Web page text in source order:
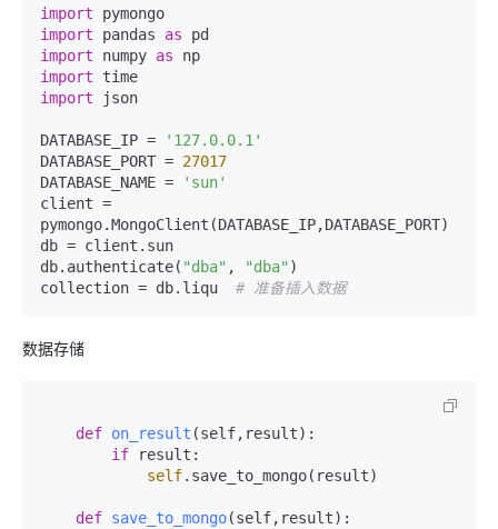
import
import pandas as
import numpy as
import
import json
DATABASE_IP =
'127.0.0.1'
DATABASE_PORT = 27017
DATABASE_NAME =
'sun'
client =
pymongo.MongoClient(DATABASE_IP,DATABASE_PORT)
db = client.sun
db.authenticate( "dba" , "dba" )
collection = db.liqu # 准备插入数据
数据存储
def on_result (self,result):
if result:
self.save_to_mongo(result)
def save_to_mongo(self,result):